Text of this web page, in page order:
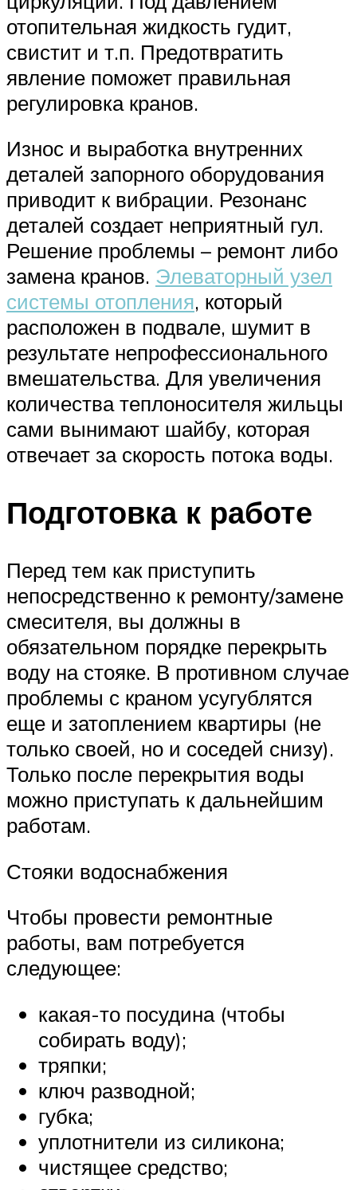
отопительная жидкость гудит,
свистит и т.п. Предотвратить
явление поможет правильная
регулировка кранов.
Износ и выработка внутренних
деталей запорного оборудования
приводит к вибрации. Резонанс
деталей создает неприятный гул.
Решение проблемы – ремонт либо
замена кранов. Элеваторный узел
системы отопления, который
расположен в подвале, шумит в
результате непрофессионального
вмешательства. Для увеличения
количества теплоносителя жильцы
сами вынимают шайбу, которая
отвечает за скорость потока воды.
Подготовка к работе
Перед тем как приступить
непосредственно к ремонту/замене
смесителя, вы должны в
обязательном порядке перекрыть
воду на стояке. В противном случае
проблемы с краном усугублятся
еще и затоплением квартиры (не
только своей, но и соседей снизу).
Только после перекрытия воды
можно приступать к дальнейшим
работам.
Стояки водоснабжения
Чтобы провести ремонтные
работы, вам потребуется
следующее:
какая-то посудина (чтобы
собирать воду);
тряпки;
ключ разводной;
губка;
уплотнители из силикона;
чистящее средство;